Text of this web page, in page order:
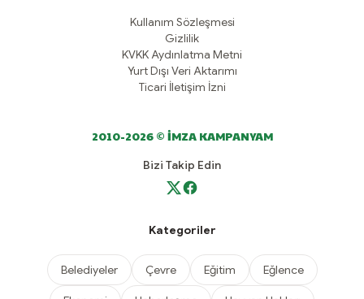
Kullanım Sözleşmesi
Gizlilik
KVKK Aydınlatma Metni
Yurt Dışı Veri Aktarımı
Ticari İletişim İzni
2010-2026 © İMZA KAMPANYAM
Bizi Takip Edin
Kategoriler
Belediyeler Çevre Eğitim Eğlence